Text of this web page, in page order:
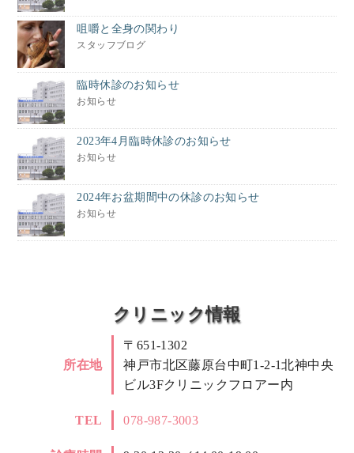
咀嚼と全身の関わり
スタッフブログ
臨時休診のお知らせ
お知らせ
2023年4月臨時休診のお知らせ
お知らせ
2024年お盆期間中の休診のお知らせ
お知らせ
クリニック情報
所在地
〒651-1302
神戸市北区藤原台中町1-2-1北神中央
ビル3Fクリニックフロアー内
TEL 078-987-3003